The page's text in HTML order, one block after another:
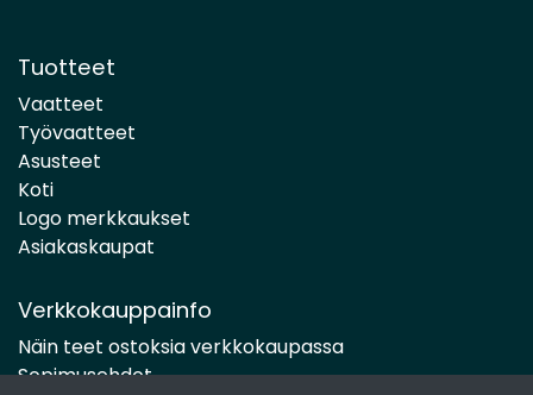
Tuotteet
Vaatteet
Työvaatteet
Asusteet
Koti
Logo merkkaukset
Asiakaskaupat
Verkkokauppainfo
Näin teet ostoksia verkkokaupassa
Sopimusehdot